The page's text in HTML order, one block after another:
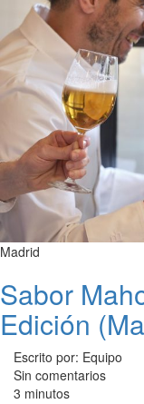
Madrid
Sabor
Edición
Escrito por: Equipo
Sin comentarios
3 minutos